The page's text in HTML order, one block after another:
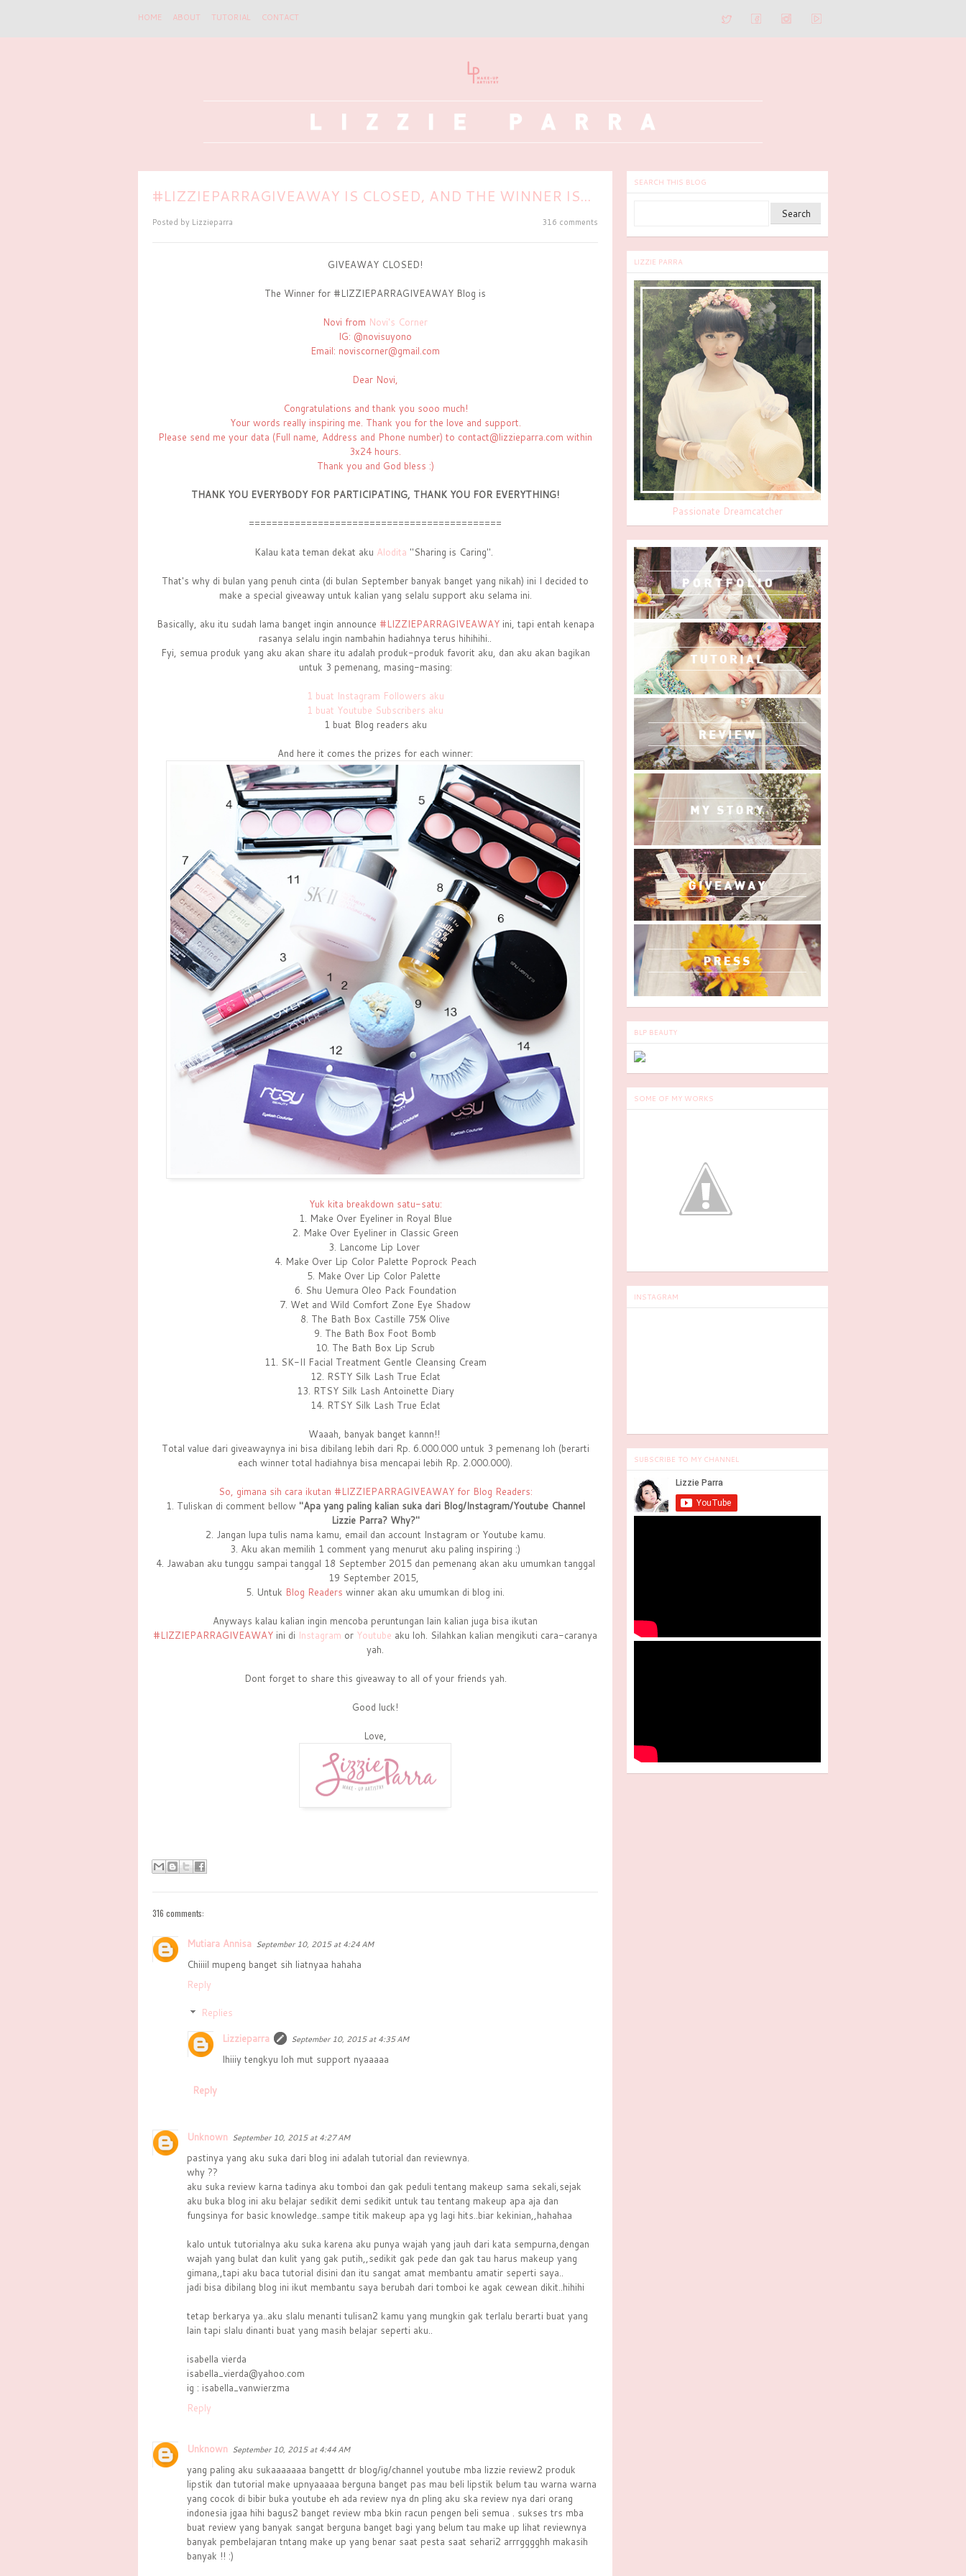
HOME ABOUT TUTORIAL CONTACT
#LIZZIEPARRAGIVEAWAY IS CLOSED, AND THE WINNER IS...
Posted by Lizzieparra 316 comments
GIVEAWAY CLOSED!
The Winner for #LIZZIEPARRAGIVEAWAY Blog is
Novi from Novi's Corner
IG: @novisuyono
Email: noviscorner@gmail.com
Dear Novi,
Congratulations and thank you sooo much!
Your words really inspiring me. Thank you for the love and support.
Please send me your data (Full name, Address and Phone number) to contact@lizzieparra.com within
3x24 hours.
Thank you and God bless :)
THANK YOU EVERYBODY FOR PARTICIPATING, THANK YOU FOR EVERYTHING!
============================================
Kalau kata teman dekat aku Alodita "Sharing is Caring".
That's why di bulan yang penuh cinta (di bulan September banyak banget yang nikah) ini I decided to
make a special giveaway untuk kalian yang selalu support aku selama ini.
Basically, aku itu sudah lama banget ingin announce #LIZZIEPARRAGIVEAWAYini, tapi entah kenapa
rasanya selalu ingin nambahin hadiahnya terus hihihihi..
Fyi, semua produk yang aku akan share itu adalah produk-produk favorit aku, dan aku akan bagikan
untuk 3 pemenang, masing-masing:
1 buat Instagram Followers aku
1 buat Youtube Subscribers aku
1 buat Blog readers aku
And here it comes the prizes for each winner:
Yuk kita breakdown satu-satu:
1. Make Over Eyeliner in Royal Blue
2. Make Over Eyeliner in Classic Green
3. Lancome Lip Lover
4. Make Over Lip Color Palette Poprock Peach
5. Make Over Lip Color Palette
6. Shu Uemura Oleo Pack Foundation
7. Wet and Wild Comfort Zone Eye Shadow
8. The Bath Box Castille 75% Olive
9. The Bath Box Foot Bomb
10. The Bath Box Lip Scrub
11. SK-II Facial Treatment Gentle Cleansing Cream
12. RSTY Silk Lash True Eclat
13. RTSY Silk Lash Antoinette Diary
14. RTSY Silk Lash True Eclat
Waaah, banyak banget kannn!!
Total value dari giveawaynya ini bisa dibilang lebih dari Rp. 6.000.000 untuk 3 pemenang loh (berarti
each winner total hadiahnya bisa mencapai lebih Rp. 2.000.000).
So, gimana sih cara ikutan #LIZZIEPARRAGIVEAWAY for Blog Readers:
1. Tuliskan di comment bellow "Apa yang paling kalian suka dari Blog/Instagram/Youtube Channel
Lizzie Parra? Why?"
2. Jangan lupa tulis nama kamu, email dan account Instagram or Youtube kamu.
3. Aku akan memilih 1 comment yang menurut aku paling inspiring :)
4. Jawaban aku tunggu sampai tanggal 18 September 2015 dan pemenang akan aku umumkan tanggal
19 September 2015,
5. Untuk Blog Readers winner akan aku umumkan di blog ini.
Anyways kalau kalian ingin mencoba peruntungan lain kalian juga bisa ikutan
#LIZZIEPARRAGIVEAWAY ini di Instagram or Youtube aku loh. Silahkan kalian mengikuti cara-caranya
yah.
Dont forget to share this giveaway to all of your friends yah.
Good luck!
Love,
316 comments:
Mutiara Annisa September 10, 2015 at 4:24 AM
Chiiiil mupeng banget sih liatnyaa hahaha
Reply
Replies
Lizzieparra
September 10, 2015 at 4:35 AM
Ihiiiy tengkyu loh mut support nyaaaaa
Reply
Unknown September 10, 2015 at 4:27 AM
pastinya yang aku suka dari blog ini adalah tutorial dan reviewnya.
why ??
aku suka review karna tadinya aku tomboi dan gak peduli tentang makeup sama sekali,sejak
aku buka blog ini aku belajar sedikit demi sedikit untuk tau tentang makeup apa aja dan
fungsinya for basic knowledge..sampe titik makeup apa yg lagi hits..biar kekinian,,hahahaa
kalo untuk tutorialnya aku suka karena aku punya wajah yang jauh dari kata sempurna,dengan
wajah yang bulat dan kulit yang gak putih,,sedikit gak pede dan gak tau harus makeup yang
gimana,,tapi aku baca tutorial disini dan itu sangat amat membantu amatir seperti saya..
jadi bisa dibilang blog ini ikut membantu saya berubah dari tomboi ke agak cewean dikit..hihihi
tetap berkarya ya..aku slalu menanti tulisan2 kamu yang mungkin gak terlalu berarti buat yang
lain tapi slalu dinanti buat yang masih belajar seperti aku..
isabella vierda
isabella_vierda@yahoo.com
ig : isabella_vanwierzma
Reply
Unknown September 10, 2015 at 4:44 AM
yang paling aku sukaaaaaaa bangettt dr blog/ig/channel youtube mba lizzie review2 produk
lipstik dan tutorial make upnyaaaaa berguna banget pas mau beli lipstik belum tau warna warna
yang cocok di bibir buka youtube eh ada review nya dn pling aku ska review nya dari orang
indonesia jgaa hihi bagus2 banget review mba bkin racun pengen beli semua . sukses trs mba
buat review yang banyak sangat berguna banget bagi yang belum tau make up lihat reviewnya
banyak pembelajaran tntang make up yang benar saat pesta saat sehari2 arrrgggghh makasih
banyak !! :)
SEARCH THIS BLOG
LIZZIE PARRA
Passionate Dreamcatcher
BLP BEAUTY
SOME OF MY WORKS
INSTAGRAM
SUBSCRIBE TO MY CHANNEL